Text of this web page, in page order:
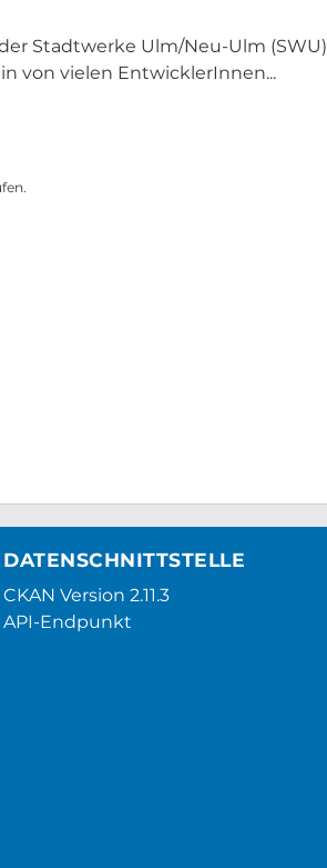
Stadtwerke Ulm/Neu-Ulm (SWU)
von vielen EntwicklerInnen...
DATENSCHNITTSTELLE
CKAN Version 2.11.3
API-Endpunkt